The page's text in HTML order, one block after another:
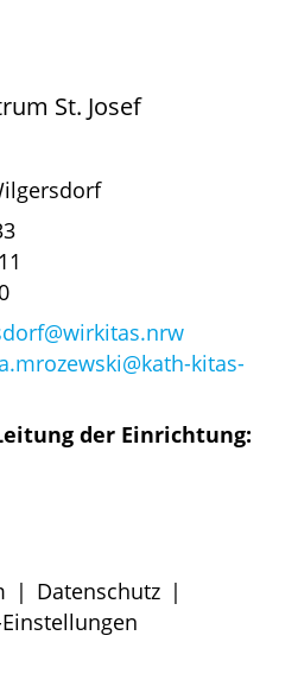
St. Josef
kitas-
der Einrichtung:
| Datenschutz |